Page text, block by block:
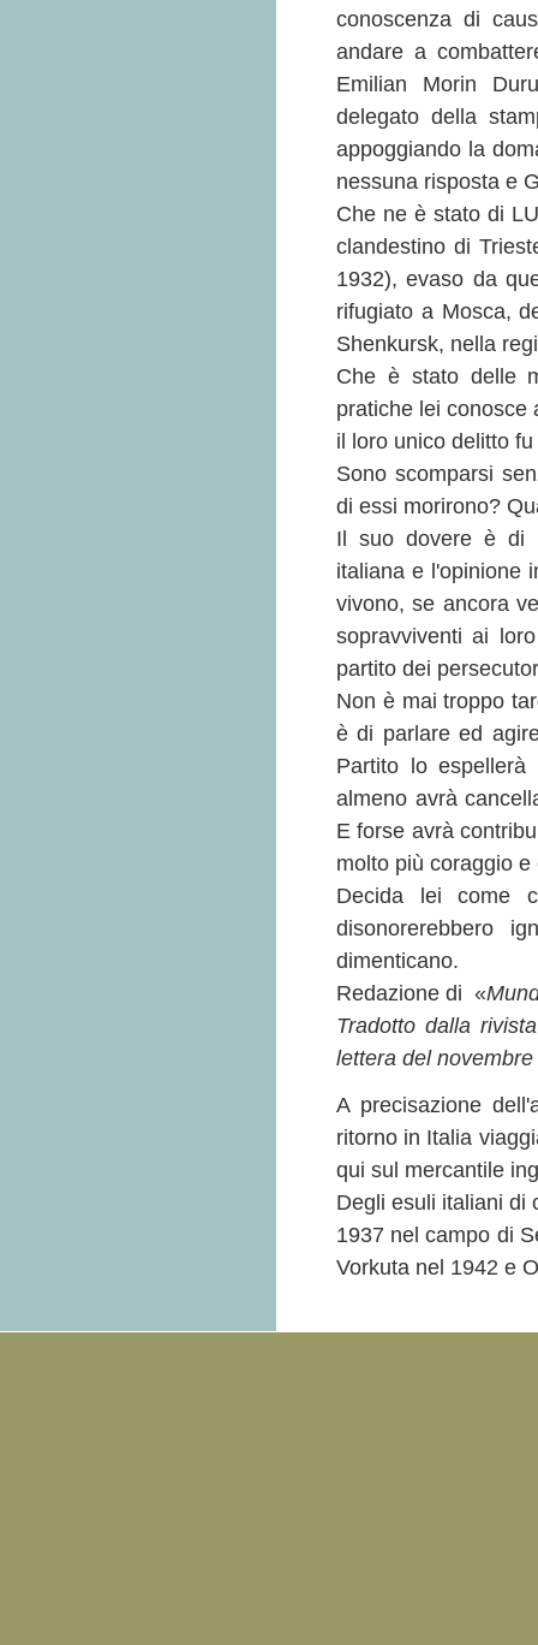
conoscenza di
andare a
Emilian Morin
delegato della
appoggiando la
nessuna risposta e
Che ne è stato di
clandestino di
1932), evaso da
rifugiato a Mosca,
Shenkursk, nella
Che è stato delle
pratiche lei conosce
il loro unico delitto
Sono scomparsi
di essi morirono?
Il suo dovere è di
italiana e l'opinione
vivono, se ancora
sopravviventi ai
partito dei
Non è mai troppo
è di parlare ed
Partito lo
almeno avrà
E forse avrà
molto più coraggio
Decida lei come
disonorerebbero
dimenticano.
Redazione di «
Tradotto dalla
lettera del
A precisazione
ritorno in Italia
qui sul mercantile
Degli esuli italiani di
1937 nel campo di
Vorkuta nel 1942 e